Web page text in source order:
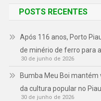
POSTS RECENTES
Após 116 anos, Porto
de minério de ferro para
30 de junho de 2026
Bumba Meu Boi
da cultura popular no
30 de junho de 2026